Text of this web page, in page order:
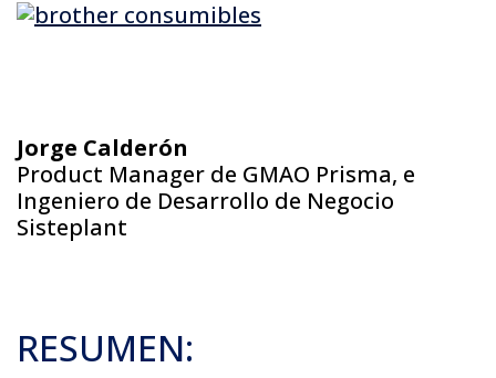
Jorge Calderón
Product Manager de GMAO Prisma, e
Ingeniero de Desarrollo de Negocio
Sisteplant
RESUMEN: